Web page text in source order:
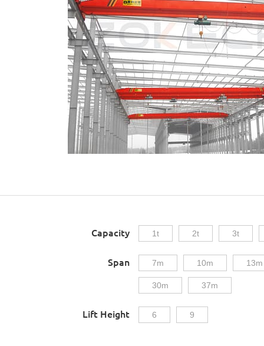
Capacity 1t 2t 3t
Span 7m 10m 13m
30m 37m
Lift Height 6 9